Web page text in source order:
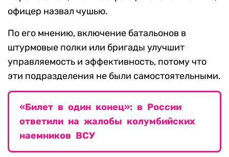
офицер назвал чушью.
По его мнению, включение батальонов в
штурмовые полки или бригады улучшит
управляемость и эффективность, потому что
эти подразделения не были самостоятельными.
«Билет в один конец»: в России
ответили на жалобы колумбийских
наемников ВСУ